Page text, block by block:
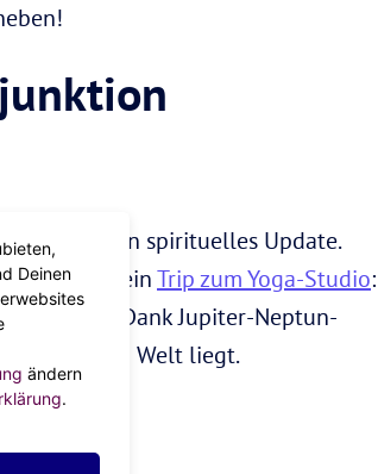
Zeit für ein spirituelles Update.
oder ein Trip zum Yoga-Studio:
Dank Jupiter-Neptun-
materiellen Welt liegt.
Deinen
ändern
.